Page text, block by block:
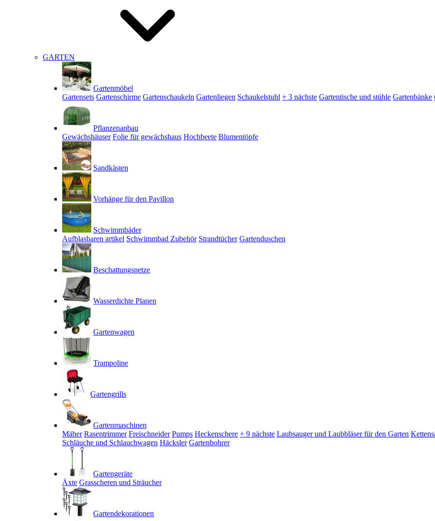
GARTEN
Gartenmöbel
Gartensets Gartenschirme Gartenschaukeln Gartenliegen Schaukelstuhl + 3 nächste Gartentische und stühle Gartenbänke
Pflanzenanbau
Gewächshäuser Folie für gewächshaus Hochbeete Blumentöpfe
Sandkästen
Vorhänge für den Pavillon
Schwimmbäder
Aufblasbaren artikel Schwimmbad Zubehör Strandtücher Gartenduschen
Beschattungsnetze
Wasserdichte Planen
Gartenwagen
Trampoline
Gartengrills
Gartenmaschinen
Mäher Rasentrimmer Freischneider Pumps Heckenschere + 9 nächste Laubsauger und Laubbläser für den Garten
Schläuche und Schlauchwagen Häcksler Gartenbohrer
Gartengeräte
Äxte Grasscheren und Sträucher
Gartendekorationen